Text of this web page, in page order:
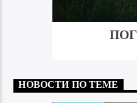
НОВОСТИ ПО ТЕМЕ